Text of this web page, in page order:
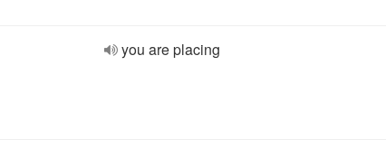
you are placing